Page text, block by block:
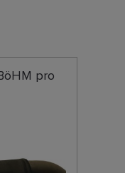
pro